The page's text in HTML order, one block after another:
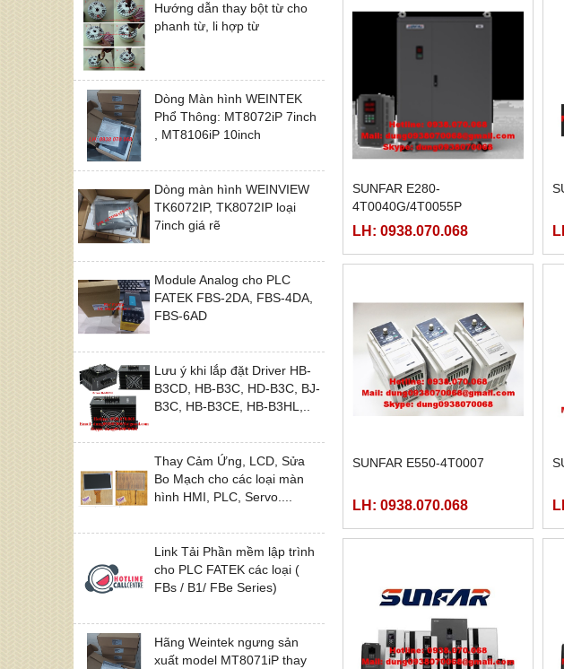
Hướng dẫn thay bột từ cho
phanh từ, li hợp từ
Dòng Màn hình WEINTEK
Phổ Thông: MT8072iP 7inch
, MT8106iP 10inch
Dòng màn hình WEINVIEW
TK6072IP, TK8072IP loại
7inch giá rẽ
Module Analog cho PLC
FATEK FBS-2DA, FBS-4DA,
FBS-6AD
Lưu ý khi lắp đặt Driver HB-
B3CD, HB-B3C, HD-B3C, BJ-
B3C, HB-B3CE, HB-B3HL,..
Thay Cảm Ứng, LCD, Sửa
Bo Mạch cho các loại màn
hình HMI, PLC, Servo....
Link Tải Phần mềm lập trình
cho PLC FATEK các loại (
FBs / B1/ FBe Series)
Hãng Weintek ngưng sản
xuất model MT8071iP thay
SUNFAR E280-
4T0040G/4T0055P
LH: 0938.070.068
SUNFAR E550-4T0007
LH: 0938.070.068